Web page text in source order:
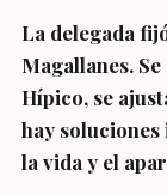
La delegada
Magallanes.
Hípico, se
hay soluciones
la vida y el